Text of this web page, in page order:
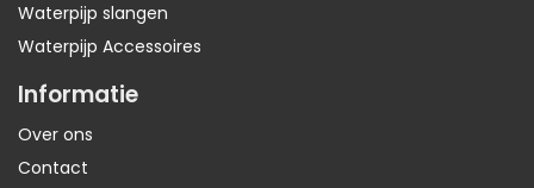
Waterpijp slangen
Waterpijp Accessoires
Informatie
Over ons
Contact